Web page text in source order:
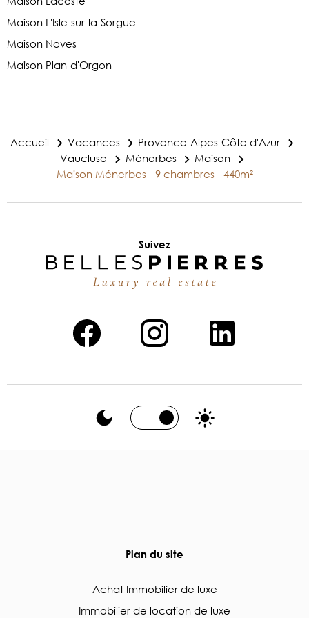
Maison L'Isle-sur-la-Sorgue
Maison Noves
Maison Plan-d'Orgon
Accueil Vacances
Provence-Alpes-Côte d'Azur
Vaucluse
Ménerbes
Maison
Maison Ménerbes - 9 chambres - 440m²
Suivez
Plan du site
Achat Immobilier de luxe
Immobilier de location de luxe